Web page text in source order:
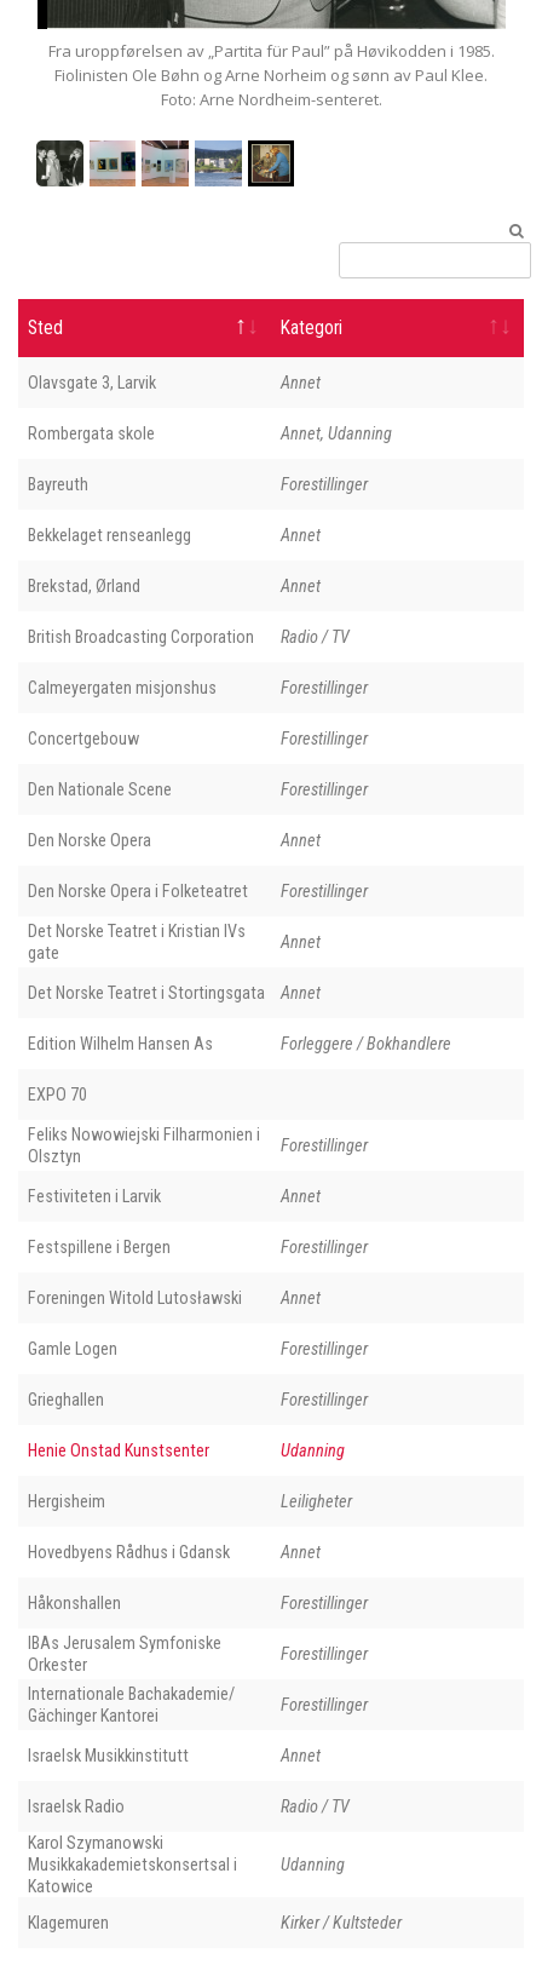
für Paul” på Høvikodden i 1985.
Arne Norheim og sønn av Paul Klee.
Nordheim-senteret.
Fra utstillingen «Arne
på Høvikodden kunstsenter
Sted Kategori
Olavsgate 3, Larvik Annet
Rombergata skole Annet, Udanning
Bayreuth Forestillinger
Bekkelaget renseanlegg Annet
Brekstad, Ørland Annet
British Broadcasting Corporation Radio / TV
Calmeyergaten misjonshus Forestillinger
Concertgebouw Forestillinger
Den Nationale Scene Forestillinger
Den Norske Opera Annet
Den Norske Opera i Folketeatret Forestillinger
Det Norske Teatret i Kristian IVs
gate
Annet
Det Norske Teatret i Stortingsgata Annet
Edition Wilhelm Hansen As Forleggere / Bokhandlere
EXPO 70
Feliks Nowowiejski Filharmonien i
Olsztyn
Forestillinger
Festiviteten i Larvik Annet
Festspillene i Bergen Forestillinger
Foreningen Witold Lutosławski Annet
Gamle Logen Forestillinger
Grieghallen Forestillinger
Henie Onstad Kunstsenter Udanning
Hergisheim Leiligheter
Hovedbyens Rådhus i Gdansk Annet
Håkonshallen Forestillinger
IBAs Jerusalem Symfoniske
Orkester
Forestillinger
Internationale Bachakademie/
Gächinger Kantorei
Forestillinger
Israelsk Musikkinstitutt Annet
Israelsk Radio
Radio / TV
Karol Szymanowski
Musikkakademietskonsertsal i
Katowice
Udanning
Klagemuren Kirker / Kultsteder